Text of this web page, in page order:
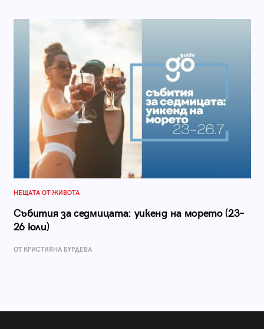
НЕЩАТА ОТ ЖИВОТА
Събития за седмицата: уикенд на морето (23–
26 юли)
ОТ КРИСТИЯНА БУРДЕВА